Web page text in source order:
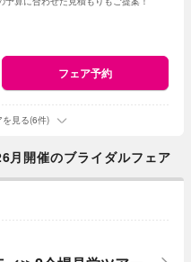
フェア予約
を見る(6件)
開催のブライダルフェア